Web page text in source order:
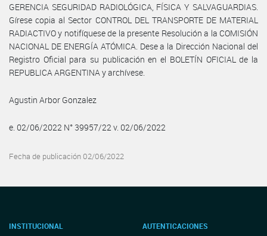
GERENCIA SEGURIDAD RADIOLÓGICA, FÍSICA Y SALVAGUARDIAS.
Gírese copia al Sector CONTROL DEL TRANSPORTE DE MATERIAL
RADIACTIVO y notifíquese de la presente Resolución a la COMISIÓN
NACIONAL DE ENERGÍA ATÓMICA. Dese a la Dirección Nacional del
Registro Oficial para su publicación en el BOLETÍN OFICIAL de la
REPUBLICA ARGENTINA y archívese.
Agustin Arbor Gonzalez
e. 02/06/2022 N° 39957/22 v. 02/06/2022
Fecha de publicación 02/06/2022
INSTITUCIONAL AUTENTICACIONES